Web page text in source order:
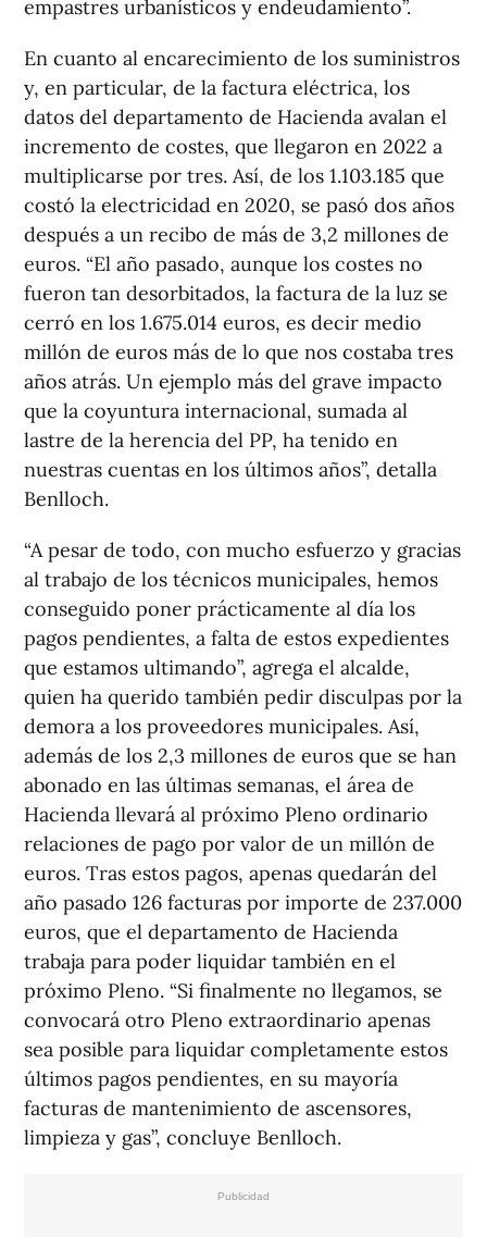
empastres urbanísticos y endeudamiento”.
En cuanto al encarecimiento de los suministros
y, en particular, de la factura eléctrica, los
datos del departamento de Hacienda avalan el
incremento de costes, que llegaron en 2022 a
multiplicarse por tres. Así, de los 1.103.185 que
costó la electricidad en 2020, se pasó dos años
después a un recibo de más de 3,2 millones de
euros. “El año pasado, aunque los costes no
fueron tan desorbitados, la factura de la luz se
cerró en los 1.675.014 euros, es decir medio
millón de euros más de lo que nos costaba tres
años atrás. Un ejemplo más del grave impacto
que la coyuntura internacional, sumada al
lastre de la herencia del PP, ha tenido en
nuestras cuentas en los últimos años”, detalla
Benlloch.
“A pesar de todo, con mucho esfuerzo y gracias
al trabajo de los técnicos municipales, hemos
conseguido poner prácticamente al día los
pagos pendientes, a falta de estos expedientes
que estamos ultimando”, agrega el alcalde,
quien ha querido también pedir disculpas por la
demora a los proveedores municipales. Así,
además de los 2,3 millones de euros que se han
abonado en las últimas semanas, el área de
Hacienda llevará al próximo Pleno ordinario
relaciones de pago por valor de un millón de
euros. Tras estos pagos, apenas quedarán del
año pasado 126 facturas por importe de 237.000
euros, que el departamento de Hacienda
trabaja para poder liquidar también en el
próximo Pleno. “Si finalmente no llegamos, se
convocará otro Pleno extraordinario apenas
sea posible para liquidar completamente estos
últimos pagos pendientes, en su mayoría
facturas de mantenimiento de ascensores,
limpieza y gas”, concluye Benlloch.